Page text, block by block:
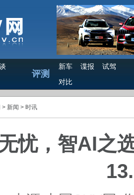
评测
新车 谍报
试驾
对比
> 新闻 > 时讯
忧，智AI之